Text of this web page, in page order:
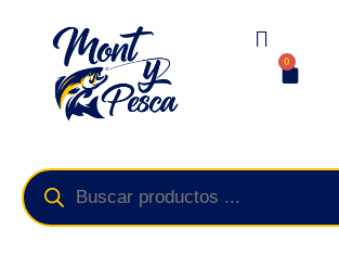
0